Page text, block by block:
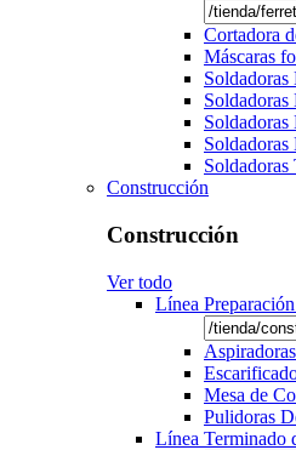
Cortadora
Máscaras
Soldadoras
Construcción
Construcción
Ver todo
Línea
Mesa de
Pulidoras
Línea Terminado